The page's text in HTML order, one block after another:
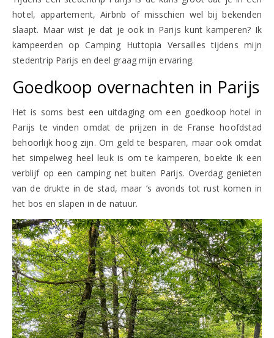
hotel, appartement, Airbnb of misschien wel bij bekenden
slaapt. Maar wist je dat je ook in Parijs kunt kamperen? Ik
kampeerden op Camping Huttopia Versailles tijdens mijn
stedentrip Parijs en deel graag mijn ervaring.
Goedkoop overnachten in Parijs
Het is soms best een uitdaging om een goedkoop hotel in
Parijs te vinden omdat de prijzen in de Franse hoofdstad
behoorlijk hoog zijn. Om geld te besparen, maar ook omdat
het simpelweg heel leuk is om te kamperen, boekte ik een
verblijf op een camping net buiten Parijs. Overdag genieten
van de drukte in de stad, maar ’s avonds tot rust komen in
het bos en slapen in de natuur.